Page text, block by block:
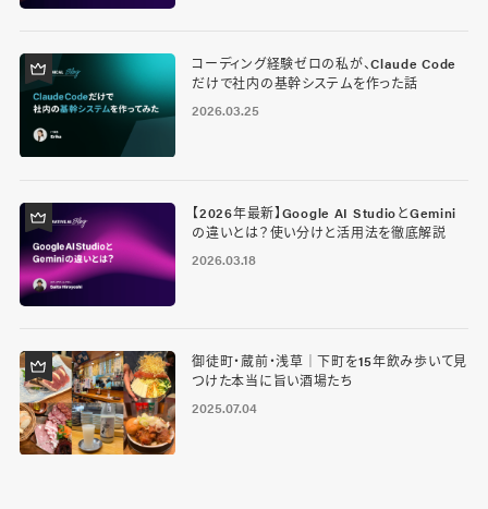
コーディング経験ゼロの私が、Claude Code
だけで社内の基幹システムを作った話
2026.03.25
【2026年最新】Google AI StudioとGemini
の違いとは？使い分けと活用法を徹底解説
2026.03.18
御徒町・蔵前・浅草｜下町を15年飲み歩いて見
つけた本当に旨い酒場たち
2025.07.04